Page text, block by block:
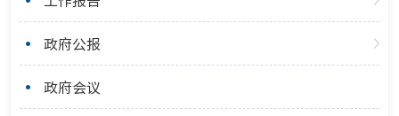
政府公报
政府会议